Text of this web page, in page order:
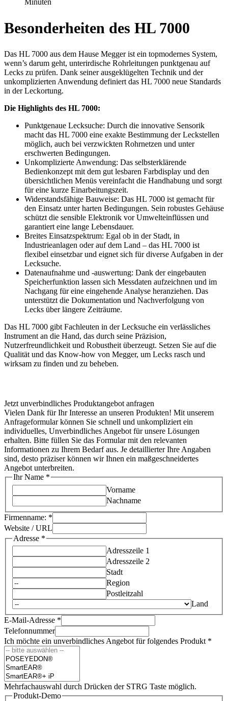
Minuten
Besonderheiten des HL 7000
Das HL 7000 aus dem Hause Megger ist ein topmodernes System,
wenn’s darum geht, unterirdische Rohrleitungen punktgenau auf
Lecks zu prüfen. Dank seiner ausgeklügelten Technik und der
unkomplizierten Anwendung definiert das HL 7000 neue Standards
in der Leckortung.
Die Highlights des HL 7000:
Punktgenaue Lecksuche: Durch die innovative Sensorik
macht das HL 7000 eine exakte Bestimmung der Leckstellen
möglich, auch bei verzwickten Rohrnetzen und unter
erschwerten Bedingungen.
Unkomplizierte Anwendung: Das selbsterklärende
Bedienkonzept mit dem gut lesbaren Farbdisplay und den
übersichtlichen Menüs vereinfacht die Handhabung und sorgt
für eine kurze Einarbeitungszeit.
Widerstandsfähige Bauweise: Das HL 7000 ist gemacht für
den Einsatz unter harten Bedingungen. Sein robustes Gehäuse
schützt die sensible Elektronik vor Umwelteinflüssen und
garantiert eine lange Lebensdauer.
Breites Einsatzspektrum: Egal ob in der Stadt, in
Industrieanlagen oder auf dem Land – das HL 7000 ist
flexibel einsetzbar und eignet sich für diverse Aufgaben in der
Lecksuche.
Datenaufnahme und -auswertung: Dank der eingebauten
Speicherfunktion lassen sich Messdaten aufzeichnen und im
Nachgang für eine eingehende Analyse heranziehen. Das
unterstützt die Dokumentation und Nachverfolgung von
Lecks über längere Zeiträume.
Das HL 7000 gibt Fachleuten in der Lecksuche ein verlässliches
Instrument an die Hand, das durch seine Präzision,
Nutzerfreundlichkeit und Robustheit überzeugt. Setzen Sie auf die
Qualität und das Know-how von Megger, um Lecks rasch und
wirksam zu finden und zu beheben.
Jetzt unverbindliches Produktangebot anfragen
Vielen Dank für Ihr Interesse an unseren Produkten! Mit unserem
Anfrageformular können Sie schnell und unkompliziert ein
individuelles, Unverbindliches Angebot für unsere Lösungen
erhalten. Bitte füllen Sie das Formular mit den relevanten
Informationen zu Ihrem Bedarf aus. Je detaillierter Ihre Angaben
sind, desto präziser können wir Ihnen ein maßgeschneidertes
Angebot unterbreiten.
Ihr Name *
Vorname
Nachname
Firmenname: *
Website / URL
Adresse *
Adresszeile 1
Adresszeile 2
Stadt
Region
Postleitzahl
Land
E-Mail-Adresse *
Telefonnummer
von
E-
Mail-
Adresse
Layout
Ich möchte ein unverbindliches Angebot für folgendes Produkt *
Mehrfachauswahl durch Drücken der STRG Taste möglich.
Produkt-Demo